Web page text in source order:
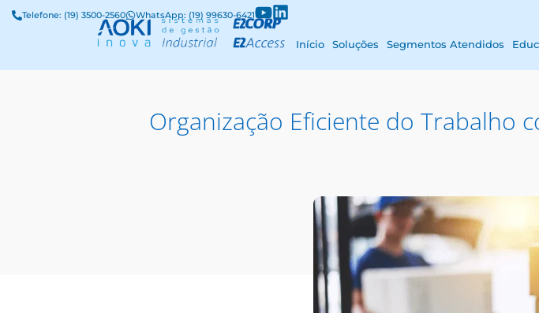
Telefone: (19) 3500-2560 WhatsApp: (19) 99630-6421
Início Soluções Segmentos Atendidos
Organização Eficiente do Trabalho